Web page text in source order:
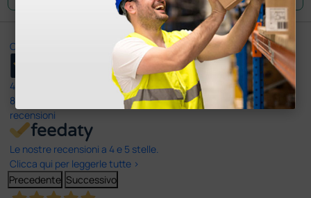
Ottimo
4,6
8.330
recensioni
Le nostre recensioni a 4 e 5 stelle.
Clicca qui per leggerle tutte >
Precedente Successivo